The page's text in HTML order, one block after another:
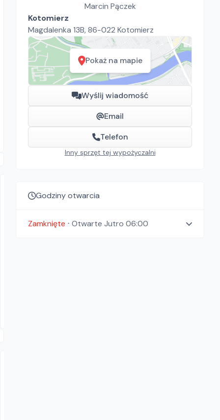
Marcin Pączek
Kotomierz
Magdalenka 13B, 86-022 Kotomierz
Pokaż na mapie
Wyślij wiadomość
Email
Telefon
Inny sprzęt tej wypożyczalni
Godziny otwarcia
Zamknięte ⋅ Otwarte Jutro 06:00